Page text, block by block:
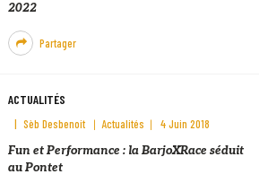
2022
Partager
ACTUALITÉS
Sèb Desbenoit Actualités
4 Juin 2018
Fun et Performance : la BarjoXRace séduit
au Pontet